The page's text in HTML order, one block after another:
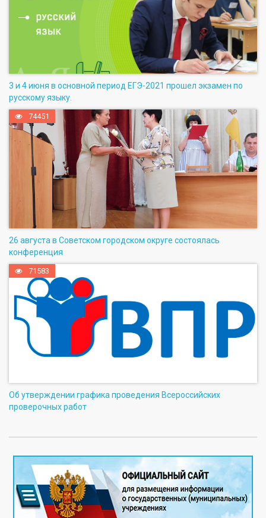
3 и 4 июня в основной период ЕГЭ-2021 прошел экзамен по
русскому языку.
74451
26 августа в Советском городском округе состоялась
конференция
71583
Об утверждении графика проведения Всероссийских
проверочных работ